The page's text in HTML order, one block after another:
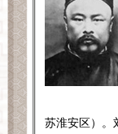
苏淮安区）。